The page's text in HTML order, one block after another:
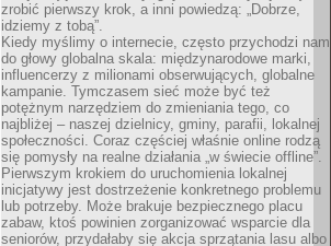
zrobić pierwszy krok, a inni powiedzą: „Dobrze,
idziemy z tobą”.
Kiedy myślimy o internecie, często przychodzi nam
do głowy globalna skala: międzynarodowe marki,
influencerzy z milionami obserwujących, globalne
kampanie. Tymczasem sieć może być też
potężnym narzędziem do zmieniania tego, co
najbliżej – naszej dzielnicy, gminy, parafii, lokalnej
społeczności. Coraz częściej właśnie online rodzą
się pomysły na realne działania „w świecie offline”.
Pierwszym krokiem do uruchomienia lokalnej
inicjatywy jest dostrzeżenie konkretnego problemu
lub potrzeby. Może brakuje bezpiecznego placu
zabaw, ktoś powinien zorganizować wsparcie dla
seniorów, przydałaby się akcja sprzątania lasu albo